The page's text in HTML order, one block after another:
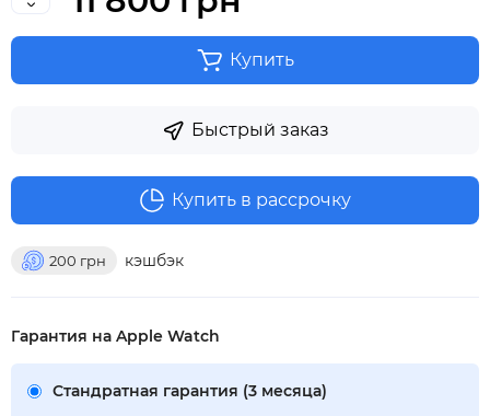
Купить
Быстрый заказ
200 грн кэшбэк
Купить в рассрочку
Гарантия на Apple Watch
Стандратная гарантия (3 месяца)